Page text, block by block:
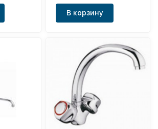
В корзину